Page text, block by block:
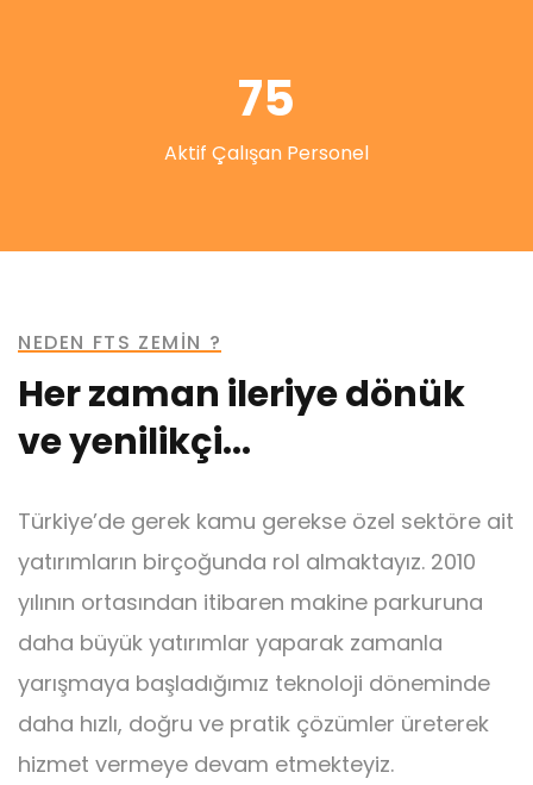
75
Aktif Çalışan Personel
NEDEN FTS ZEMİN ?
Her zaman ileriye dönük
ve yenilikçi...
Türkiye’de gerek kamu gerekse özel sektöre ait
yatırımların birçoğunda rol almaktayız. 2010
yılının ortasından itibaren makine parkuruna
daha büyük yatırımlar yaparak zamanla
yarışmaya başladığımız teknoloji döneminde
daha hızlı, doğru ve pratik çözümler üreterek
hizmet vermeye devam etmekteyiz.